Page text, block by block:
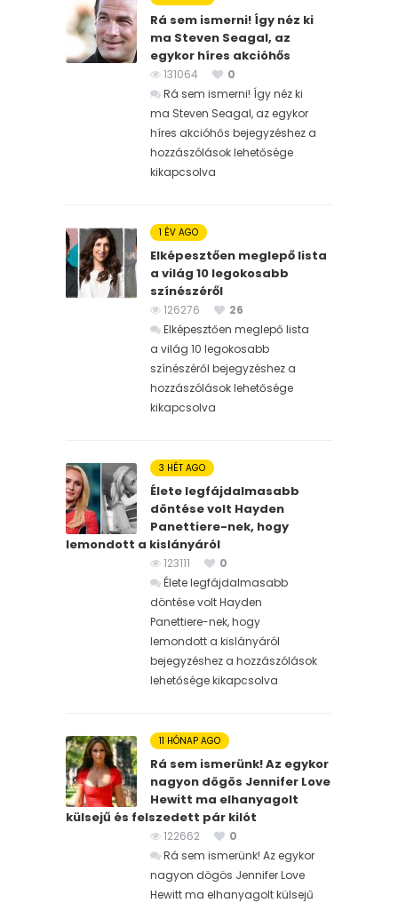
Rá sem ismerni! Így néz ki
ma Steven Seagal, az
egykor híres akcióhős
131064
0
Rá sem ismerni! Így néz ki
ma Steven Seagal, az egykor
híres akcióhős bejegyzéshez a
hozzászólások lehetősége
kikapcsolva
1 ÉV AGO
Elképesztően meglepő lista
a világ 10 legokosabb
színészéről
126276
26
Elképesztően meglepő lista
a világ 10 legokosabb
színészéről bejegyzéshez a
hozzászólások lehetősége
kikapcsolva
3 HÉT AGO
Élete legfájdalmasabb
döntése volt Hayden
Panettiere-nek, hogy
lemondott a kislányáról
123111
0
Élete legfájdalmasabb
döntése volt Hayden
Panettiere-nek, hogy
lemondott a kislányáról
bejegyzéshez a hozzászólások
lehetősége kikapcsolva
11 HÓNAP AGO
Rá sem ismerünk! Az egykor
nagyon dögös Jennifer Love
Hewitt ma elhanyagolt
külsejű és felszedett pár kilót
122662
0
Rá sem ismerünk! Az egykor
nagyon dögös Jennifer Love
Hewitt ma elhanyagolt külsejű